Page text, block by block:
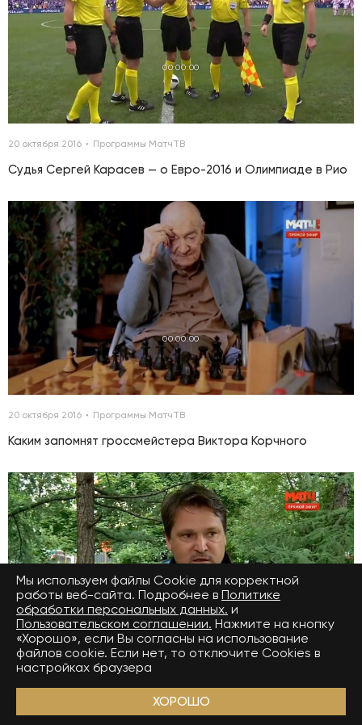
00:00:00
20 октября 2016 Программы МатчТВ
Судья Сергей Карасев — о Евро-2016 и Олимпиаде в Рио
00:00:00
20 октября 2016 Программы МатчТВ
Каким запомнят гроссмейстера Виктора Корчного
00:00:00
20 октября 2016 Программы МатчТВ
Мы используем файлы Сookie для корректной
работы веб-сайта. Подробнее в Политике
обработки персональных данных. и
Пользовательском соглашении. Нажмите на кнопку
«Хорошо», если Вы согласны на использование
файлов cookie. Если нет, то отключите Cookies в
настройках браузера
ХОРОШО